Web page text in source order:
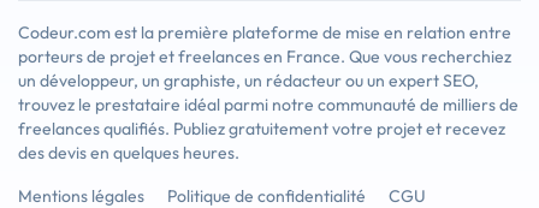
Codeur.com est la première plateforme de mise en relation entre
porteurs de projet et freelances en France. Que vous recherchiez
un développeur, un graphiste, un rédacteur ou un expert SEO,
trouvez le prestataire idéal parmi notre communauté de milliers de
freelances qualifiés. Publiez gratuitement votre projet et recevez
des devis en quelques heures.
Mentions légales
Politique de confidentialité CGU